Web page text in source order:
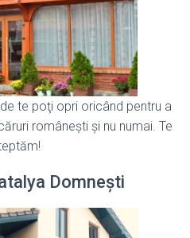
te poţi opri oricând pentru a
româneşti şi nu numai. Te
Domnești